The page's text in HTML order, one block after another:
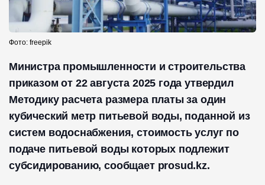
Фото: freepik
Министра промышленности и строительства
приказом от 22 августа 2025 года утвердил
Методику расчета размера платы за один
кубический метр питьевой воды, поданной из
систем водоснабжения, стоимость услуг по
подаче питьевой воды которых подлежит
субсидированию, сообщает prosud.kz.